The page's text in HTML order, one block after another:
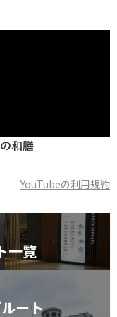
和膳
YouTubeの利用規約
一覧
ート